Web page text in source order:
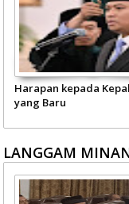
Harapan kepada
yang Baru
LANGGAM